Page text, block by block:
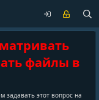
файлы в
задавать этот вопрос на